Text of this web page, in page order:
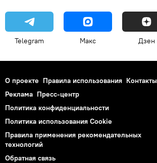
Telegram Макс Дзен
О проекте Правила использования Контакты
Реклама Пресс-центр
Политика конфиденциальности
Политика использования Cookie
Правила применения рекомендательных
технологий
Обратная связь